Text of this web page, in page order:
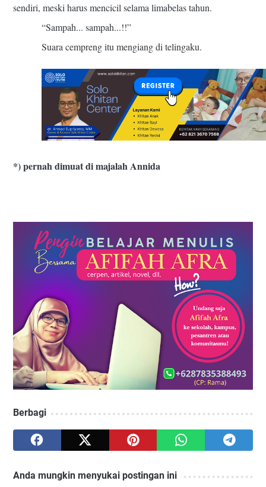
sendiri, meski harus mencicil selama limabelas tahun.
“Sampah... sampah...!!”
Suara cempreng itu mengiang di telingaku.
*) pernah dimuat di majalah Annida
Berbagi
Anda mungkin menyukai postingan ini